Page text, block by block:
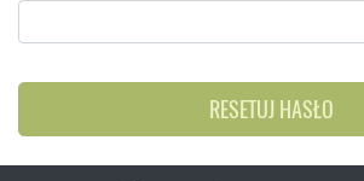
RESETUJ HASŁO